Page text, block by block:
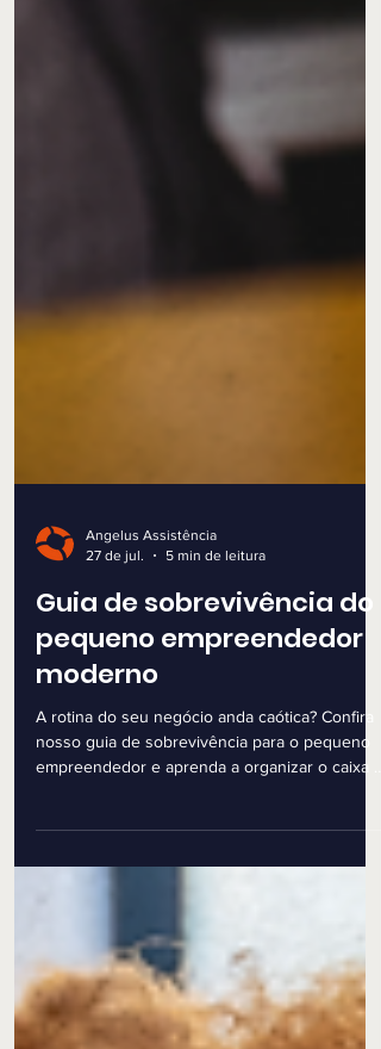
27 de jul.
5 min de leitura
Guia de sobrevivência do
pequeno empreendedor
moderno
A rotina do seu negócio anda caótica? Confira
nosso guia de sobrevivência para o pequeno
reter talentos.